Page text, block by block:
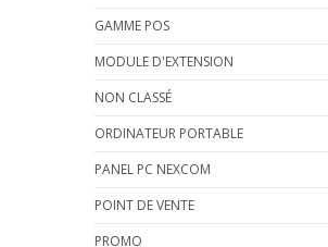
GAMME POS
MODULE D'EXTENSION
NON CLASSÉ
ORDINATEUR PORTABLE
PANEL PC NEXCOM
POINT DE VENTE
PROMO